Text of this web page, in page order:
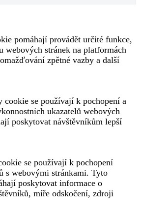
pomáhají provádět určité funkce,
webových stránek na platformách
zpětné vazby a další
cookie se používají k pochopení a
ukazatelů webových
poskytovat návštěvníkům lepší
se používají k pochopení
s webovými stránkami. Tyto
poskytovat informace o
míře odskočení, zdroji